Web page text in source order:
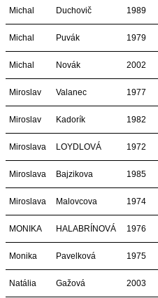
Michal Duchovič 1989
Michal Puvák 1979
Michal Novák 2002
Miroslav Valanec 1977
Miroslav Kadorík 1982
Miroslava LOYDLOVÁ 1972
Miroslava Bajzikova 1985
Miroslava Malovcova 1974
MONIKA HALABRÍNOVÁ 1976
Monika Pavelková 1975
Natália Gažová 2003